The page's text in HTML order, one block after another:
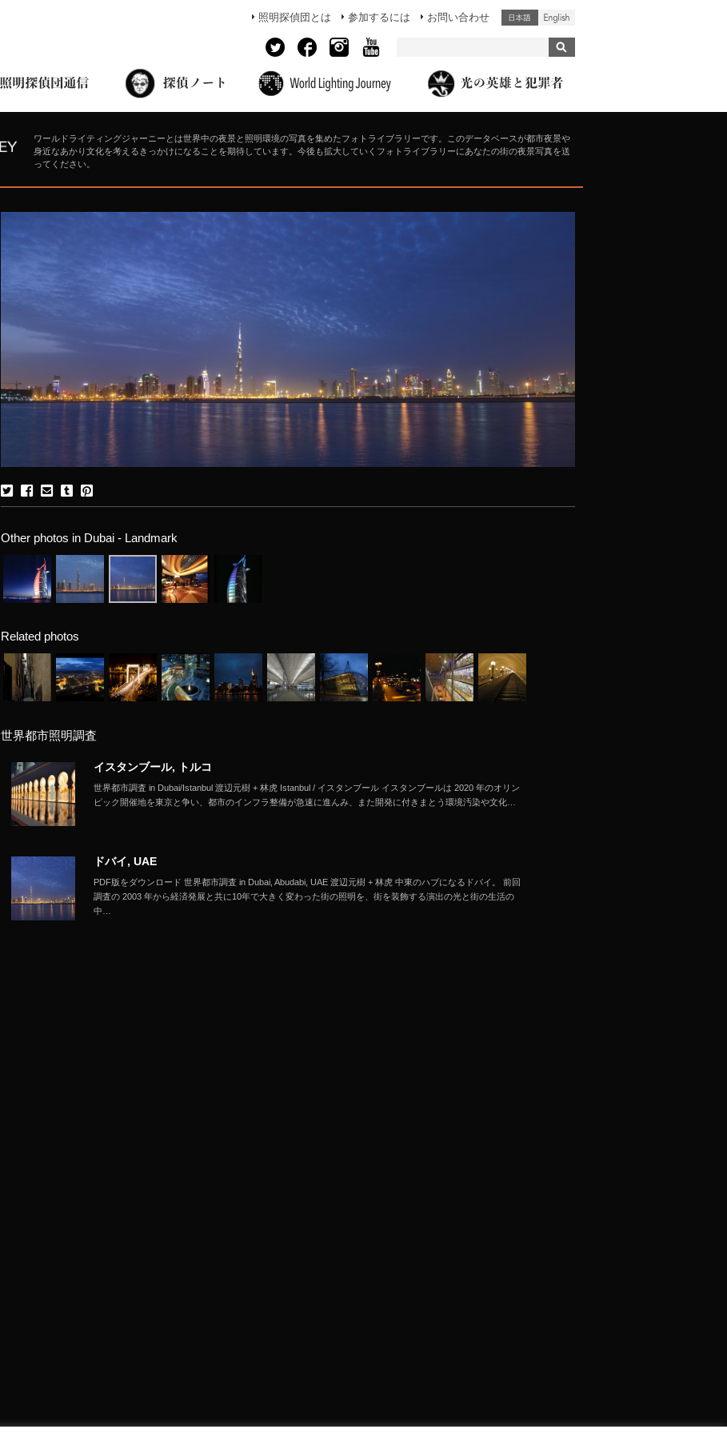
照明探偵団とは 参加するには お問い合わせ
ワールドライティングジャーニーとは世界中の夜景と照明環境の写真を集めたフォトライブラリーです。このデータベースが都市夜景や
身近なあかり文化を考えるきっかけになることを期待しています。今後も拡大していくフォトライブラリーにあなたの街の夜景写真を送
ってください。
Other photos in Dubai - Landmark
Related photos
世界都市照明調査
イスタンブール, トルコ
世界都市調査 in Dubai/Istanbul 渡辺元樹 + 林虎 Istanbul / イスタンブール イスタンブールは 2020 年のオリン
ピック開催地を東京と争い、都市のインフラ整備が急速に進んみ、また開発に付きまとう環境汚染や文化…
ドバイ, UAE
PDF版をダウンロード 世界都市調査 in Dubai, Abudabi, UAE 渡辺元樹 + 林虎 中東のハブになるドバイ。 前回
調査の 2003 年から経済発展と共に10年で大きく変わった街の照明を、街を装飾する演出の光と街の生活の
中…